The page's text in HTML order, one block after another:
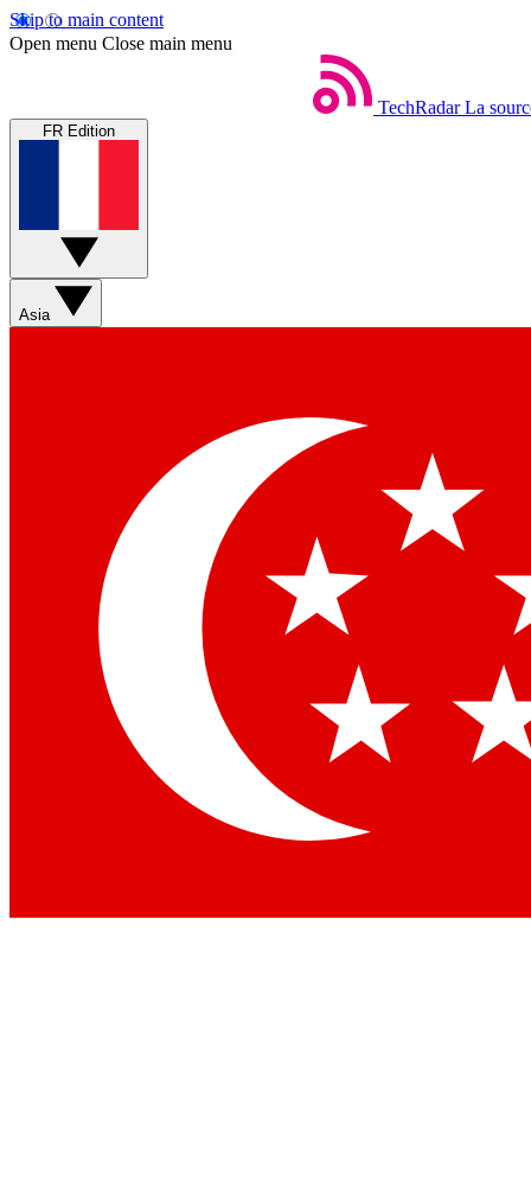
Skip to main content
Open menu Close main menu
TechRadar La
FR Edition
Asia